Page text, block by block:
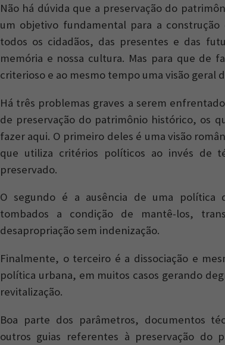
Não há dúvida que a preservação do
um objetivo fundamental para a
todos os cidadãos, das presentes e das
memória e nossa cultura. Mas para que de
criterioso e ao mesmo tempo uma visão geral
Há três problemas graves a serem
de preservação do patrimônio histórico, os
fazer aqui. O primeiro deles é uma visão
que utiliza critérios políticos ao invés de
preservado.
O segundo é a ausência de uma política
tombados a condição de mantê-los,
desapropriação sem indenização.
Finalmente, o terceiro é a dissociação e
política urbana, em muitos casos gerando
revitalização.
Boa parte dos parâmetros, documentos
outros guias referentes à preservação do